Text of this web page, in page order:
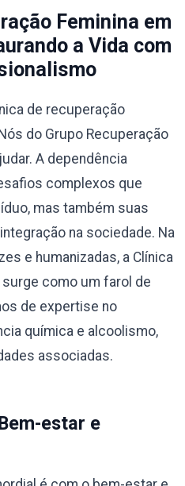
Feminina em
a Vida com
de recuperação
do Grupo Recuperação
A dependência
complexos que
mas também suas
na sociedade. Na
e humanizadas, a Clínica
como um farol de
de expertise no
química e alcoolismo,
associadas.
estar e